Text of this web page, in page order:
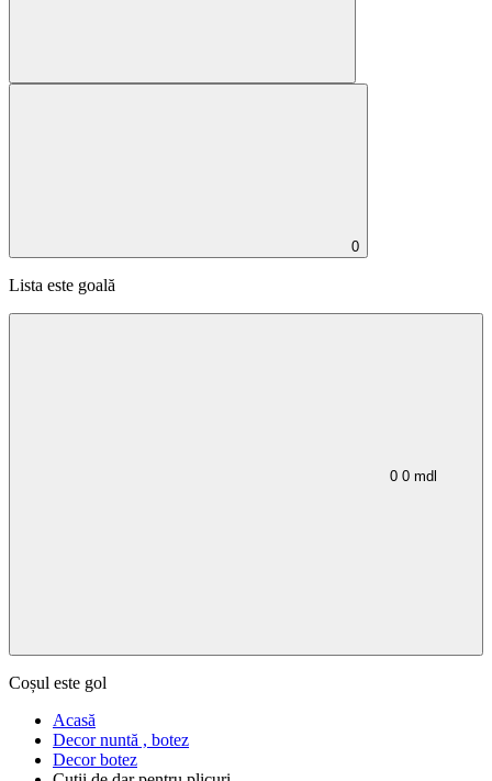
0
Lista este goală
0 0 mdl
Coșul este gol
Acasă
Decor nuntă , botez
Decor botez